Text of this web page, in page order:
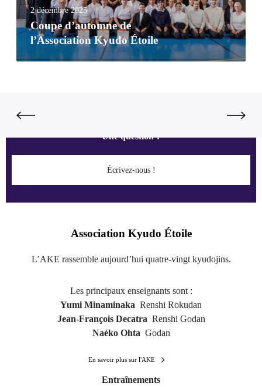
2 décembre 2025
Coupe d’automne de
l’Association Kyudo Étoile
Une question ?
Écrivez-nous !
Association Kyudo Étoile
L’AKE rassemble aujourd’hui quatre-vingt kyudojins.
Les principaux enseignants sont :
Yumi Minaminaka Renshi Rokudan
Jean-François Decatra Renshi Godan
Naéko Ohta Godan
En savoir plus sur l'AKE
Entraînements